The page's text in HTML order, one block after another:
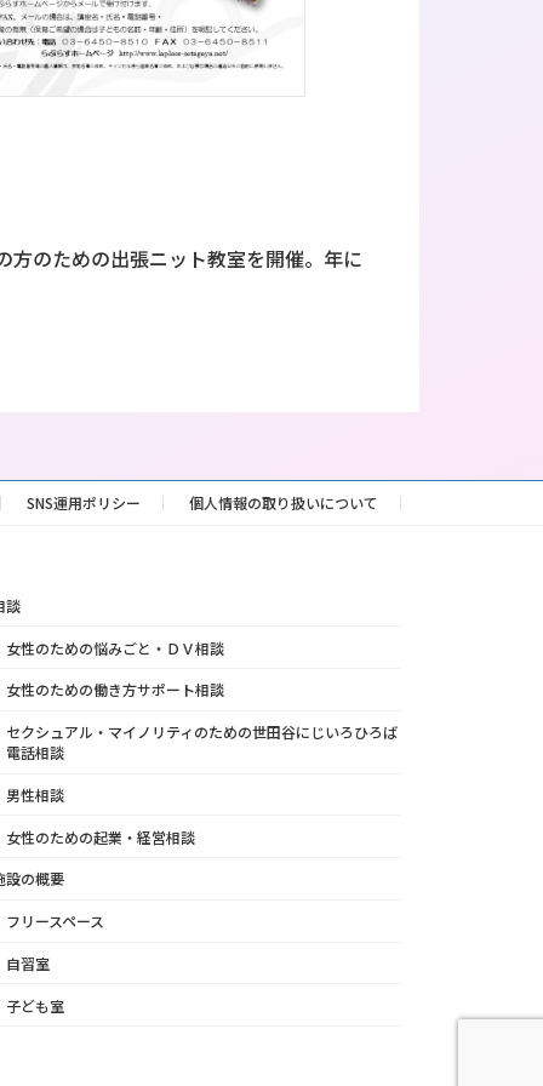
のための出張ニット教室を開催。年に
SNS運用ポリシー 個人情報の取り扱いについて
談
女性のための悩みごと・ＤＶ相談
女性のための働き方サポート相談
セクシュアル・マイノリティのための世田谷にじいろひろば
電話相談
男性相談
女性のための起業・経営相談
設の概要
フリースペース
自習室
子ども室